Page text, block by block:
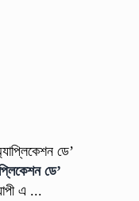
ডে’
এ ...